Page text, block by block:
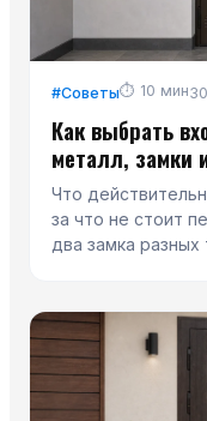
#Советы⏱ 10 мин
Как выбрать
металл, замки
Что
за что не стоит
два замка